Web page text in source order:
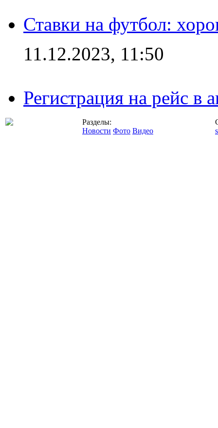
Ставки на футбол:
11.12.2023, 11:50
Регистрация на рейс в
Разделы:
Новости Фото Видео